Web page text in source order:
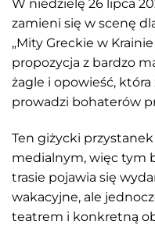
W niedzielę 26 lipca
zamieni się w scenę
„Mity Greckie w
propozycja z bardzo
żagle i opowieść,
prowadzi bohaterów
Ten giżycki
medialnym, więc tym
trasie pojawia się
wakacyjne, ale
teatrem i konkretną